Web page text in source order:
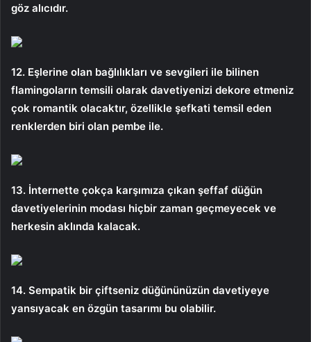
göz alıcıdır.
12. Eşlerine olan bağlılıkları ve sevgileri ile bilinen
flamingoların temsili olarak davetiyenizi dekore etmeniz
çok romantik olacaktır, özellikle şefkati temsil eden
renklerden biri olan pembe ile.
13. İnternette çokça karşımıza çıkan şeffaf düğün
davetiyelerinin modası hiçbir zaman geçmeyecek ve
herkesin aklında kalacak.
14. Sempatik bir çiftseniz düğününüzün davetiyeye
yansıyacak en özgün tasarımı bu olabilir.